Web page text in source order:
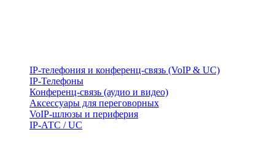
IP-телефония и конференц-связь (VoIP & UC)
IP-Телефоны
Конференц-связь (аудио и видео)
Аксессуары для переговорных
VoIP-шлюзы и периферия
IP-АТС / UC